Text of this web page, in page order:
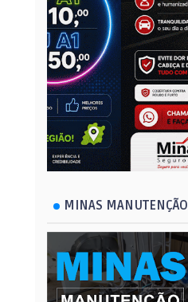
MINAS MANUTENÇÃO